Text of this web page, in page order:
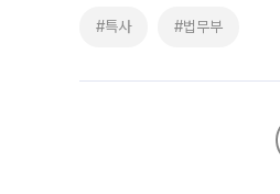
#특사 #법무부